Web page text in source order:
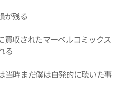
が残る
買収されたマーベルコミックス
る
当時まだ僕は自発的に聴いた事